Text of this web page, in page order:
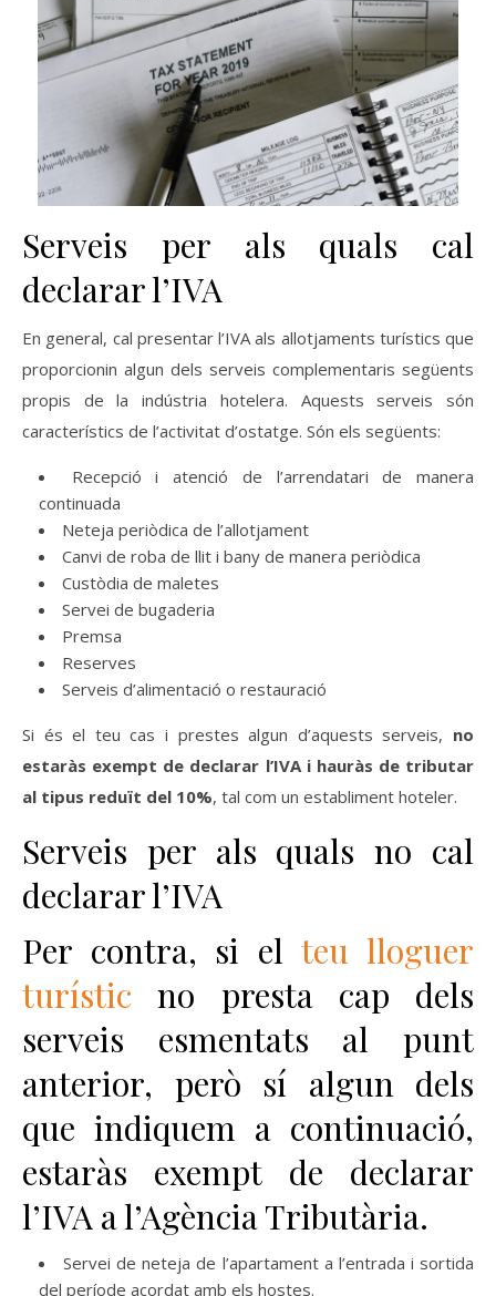
Serveis per als quals cal
declarar l’IVA
En general, cal presentar l’IVA als allotjaments turístics que
proporcionin algun dels serveis complementaris següents
propis de la indústria hotelera. Aquests serveis són
característics de l’activitat d’ostatge. Són els següents:
Recepció i atenció de l’arrendatari de manera
continuada
Neteja periòdica de l’allotjament
Canvi de roba de llit i bany de manera periòdica
Custòdia de maletes
Servei de bugaderia
Premsa
Reserves
Serveis d’alimentació o restauració
Si és el teu cas i prestes algun d’aquests serveis, no
estaràs exempt de declarar l’IVA i hauràs de tributar
al tipus reduït del 10%, tal com un establiment hoteler.
Serveis per als quals no cal
declarar l’IVA
Per contra, si elteu lloguer
turístic no presta cap dels
serveis esmentats al punt
anterior, però sí algun dels
que indiquem a continuació,
estaràs exempt de declarar
l’IVA a l’Agència Tributària.
Servei de neteja de l’apartament a l’entrada i sortida
del període acordat amb els hostes.